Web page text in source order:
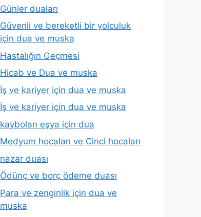
Günler duaları
Güvenli ve bereketli bir yolculuk
için dua ve muska
Hastalığın Geçmesi
Hicab ve Dua ve muska
İş ve kariyer için dua ve muska
İş ve kariyer için dua ve muska
kaybolan eşya için dua
Medyum hocaları ve Cinci hocaları
nazar duası
Ödünç ve borç ödeme duası
Para ve zenginlik için dua ve
muska